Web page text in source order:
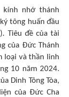
kính nhớ thánh
tông huấn đầu
). Tiêu đề của tài
của Đức Thánh
loại và thần linh
10 năm 2024.
Dinh Tông Tòa,
​​của Đức Cha